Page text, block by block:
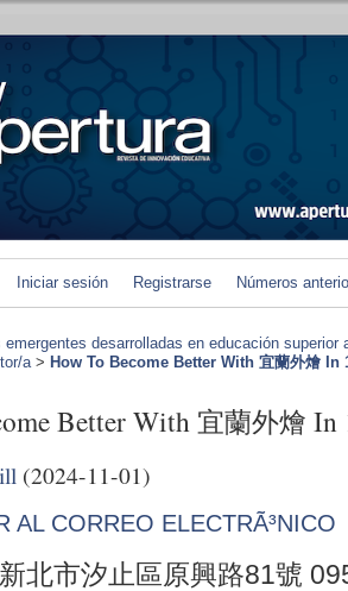
Iniciar sesión Registrarse Números
emergentes desarrolladas en educación
a> How To Become Better With 宜蘭外燴 In
Better With 宜蘭外燴 In
(2024-11-01)
AL CORREO ELECTRÃ³NICO
北市汐止區原興路81號